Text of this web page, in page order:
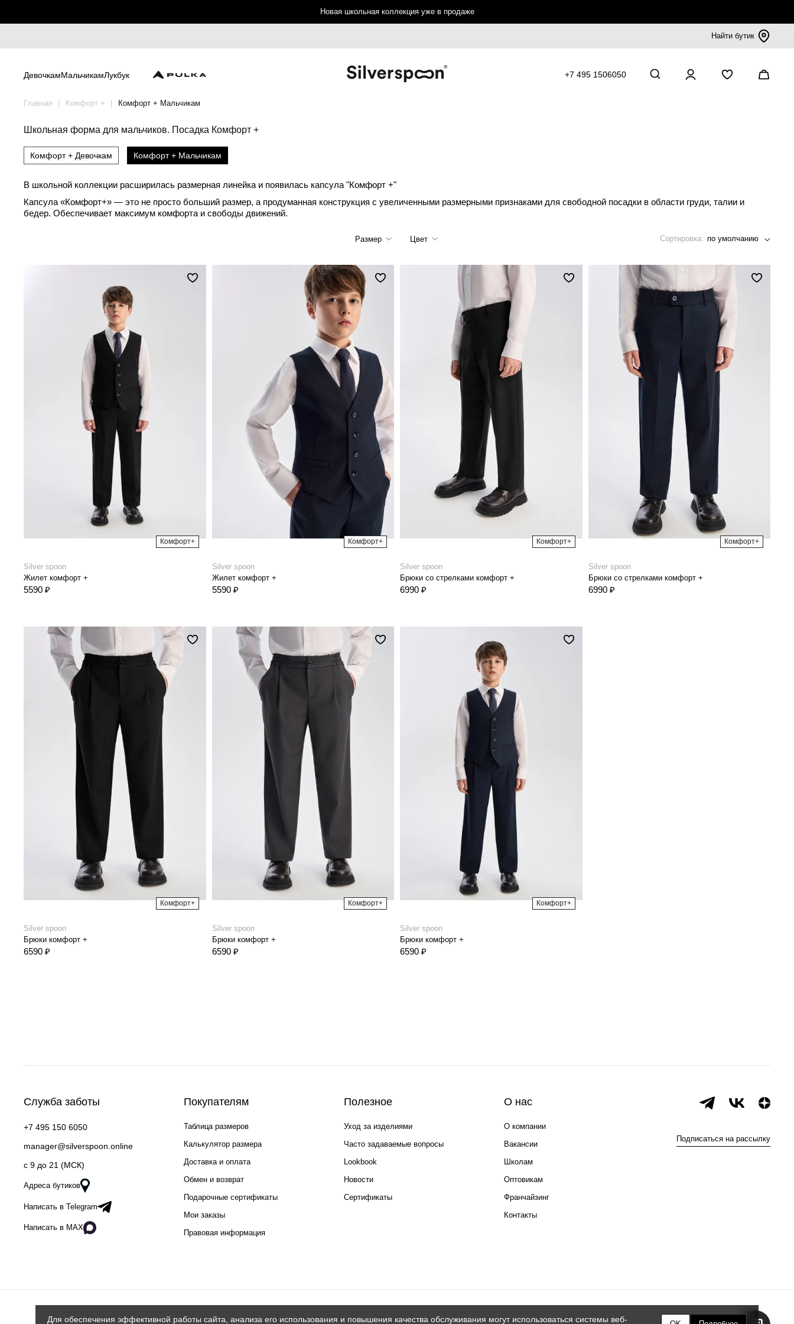
Новая школьная коллекция уже в продаже
Найти бутик
ДевочкамМальчикамЛукбук +7 495 1506050
Главная Комфорт + Комфорт + Мальчикам
Школьная форма для мальчиков. Посадка Комфорт +
Комфорт + Девочкам Комфорт + Мальчикам
В школьной коллекции расширилась размерная линейка и появилась капсула "Комфорт +"
Капсула «Комфорт+» — это не просто больший размер, а продуманная конструкция с увеличенными размерными признаками для свободной посадки в области груди, талии и
бедер. Обеспечивает максимум комфорта и свободы движений.
Размер
152
Цвет Сортировка: по умолчанию
Комфорт+
Silver spoon
Жилет комфорт +
5590 ₽
Комфорт+
Silver spoon
Жилет комфорт +
5590 ₽
Комфорт+
Silver spoon
Брюки со стрелками комфорт +
6990 ₽
Комфорт+
Silver spoon
Брюки со стрелками комфорт +
6990 ₽
Комфорт+
Silver spoon
Брюки комфорт +
6590 ₽
Комфорт+
Silver spoon
Брюки комфорт +
6590 ₽
Комфорт+
Silver spoon
Брюки комфорт +
6590 ₽
Служба заботы
+7 495 150 6050
manager@silverspoon.online
c 9 до 21 (МСК)
Адреса бутиков
Написать в Telegram
Написать в MAX
Покупателям
Таблица размеров
Калькулятор размера
Доставка и оплата
Обмен и возврат
Подарочные сертификаты
Мои заказы
Правовая информация
Полезное
Уход за изделиями
Часто задаваемые вопросы
Lookbook
Новости
Сертификаты
О нас
О компании
Вакансии
Школам
Оптовикам
Франчайзинг
Контакты
Подписаться на рассылку
Для обеспечения эффективной работы сайта, анализа его использования и повышения качества обслуживания могут использоваться системы веб-